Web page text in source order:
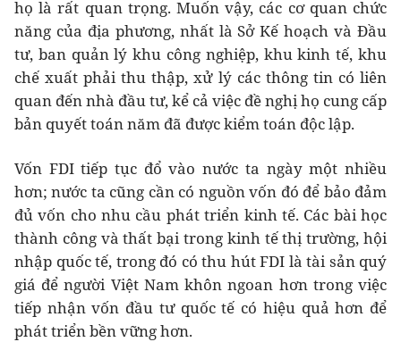
họ là rất quan trọng. Muốn vậy, các cơ quan chức
năng của địa phương, nhất là Sở Kế hoạch và Đầu
tư, ban quản lý khu công nghiệp, khu kinh tế, khu
chế xuất phải thu thập, xử lý các thông tin có liên
quan đến nhà đầu tư, kể cả việc đề nghị họ cung cấp
bản quyết toán năm đã được kiểm toán độc lập.
Vốn FDI tiếp tục đổ vào nước ta ngày một nhiều
hơn; nước ta cũng cần có nguồn vốn đó để bảo đảm
đủ vốn cho nhu cầu phát triển kinh tế. Các bài học
thành công và thất bại trong kinh tế thị trường, hội
nhập quốc tế, trong đó có thu hút FDI là tài sản quý
giá để người Việt Nam khôn ngoan hơn trong việc
tiếp nhận vốn đầu tư quốc tế có hiệu quả hơn để
phát triển bền vững hơn.